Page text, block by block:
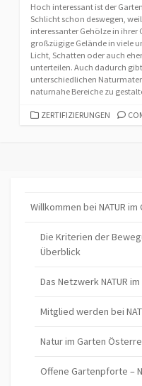
Hoch interessant ist der
Schlicht schon deswegen,
interessanter Gehölze in ihrer
großzügige Gelände in viele
Licht, Schatten oder auch
unterteilen. Auch dadurch
unterschiedlichen
naturnahe Bereiche zu
CATEGORIES
ZERTIFIZIERUNGEN
Willkommen bei NATUR im
Die Kriterien der
Überblick
Das Netzwerk NATUR
Mitglied werden bei
Natur im Garten
Offene Gartenpforte –